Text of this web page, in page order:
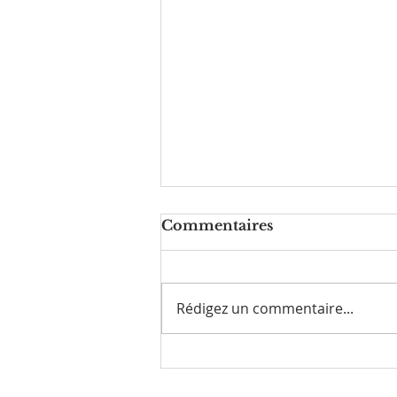
Commentaires
Rédigez un commentaire...